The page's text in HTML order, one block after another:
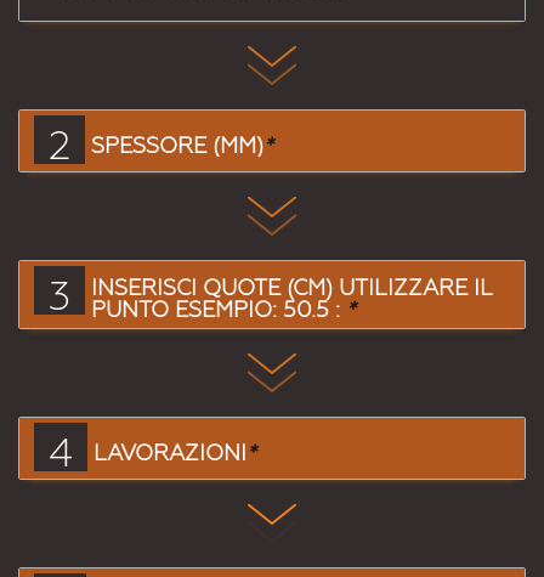
2 SPESSORE (MM)*
3
INSERISCI QUOTE (CM) UTILIZZARE IL
PUNTO ESEMPIO: 50.5 : *
4 LAVORAZIONI*